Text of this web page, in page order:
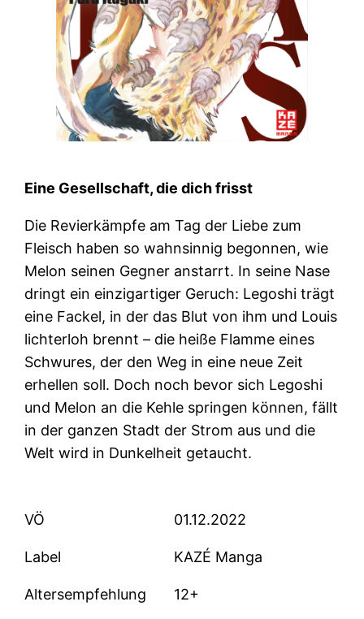
Eine Gesellschaft, die dich frisst
Die Revierkämpfe am Tag der Liebe zum
Fleisch haben so wahnsinnig begonnen, wie
Melon seinen Gegner anstarrt. In seine Nase
dringt ein einzigartiger Geruch: Legoshi trägt
eine Fackel, in der das Blut von ihm und Louis
lichterloh brennt – die heiße Flamme eines
Schwures, der den Weg in eine neue Zeit
erhellen soll. Doch noch bevor sich Legoshi
und Melon an die Kehle springen können, fällt
in der ganzen Stadt der Strom aus und die
Welt wird in Dunkelheit getaucht.
VÖ 01.12.2022
Label KAZÉ Manga
Altersempfehlung 12+